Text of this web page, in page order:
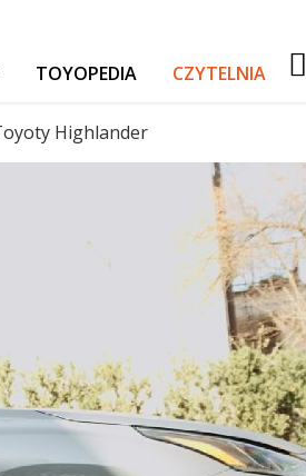
TOYOPEDIA CZYTELNIA
TESTY I PORADY
AUTA
SPORT
Highlander